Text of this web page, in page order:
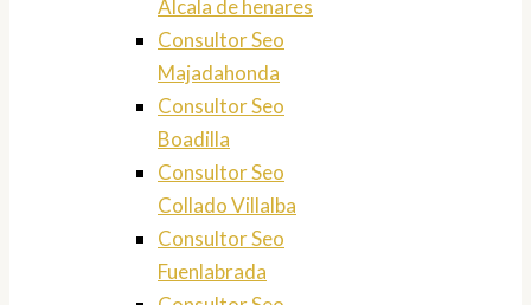
Alcala de henares
Consultor Seo
Majadahonda
Consultor Seo
Boadilla
Consultor Seo
Collado Villalba
Consultor Seo
Fuenlabrada